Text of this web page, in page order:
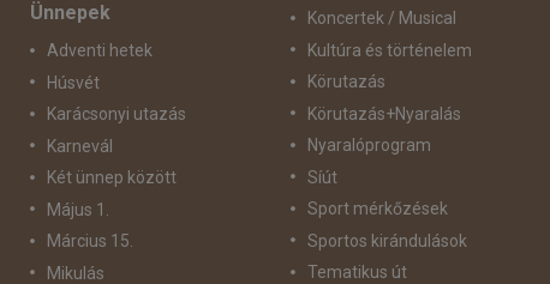
Ünnepek
Adventi hetek
Húsvét
Karácsonyi utazás
Karnevál
Két ünnep között
Május 1.
Március 15.
Mikulás
Koncertek / Musical
Kultúra és történelem
Körutazás
Körutazás+Nyaralás
Nyaralóprogram
Síút
Sport mérkőzések
Sportos kirándulások
Tematikus út